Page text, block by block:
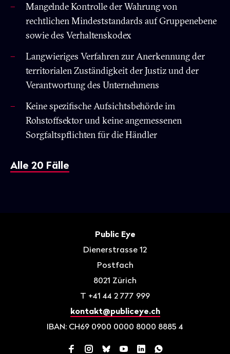
Mangelnde Kontrolle der Wahrung von
rechtlichen Mindeststandards auf Gruppenebene
sowie des Verhaltenskodex
Langwieriges Verfahren zur Anerkennung der
territorialen Zuständigkeit der Justiz und der
Verantwortung des Unternehmens
Keine spezifische Aufsichtsbehörde im
Rohstoffsektor und keine angemessenen
Sorgfaltspflichten für die Händler
Alle 20 Fälle
Public Eye
Dienerstrasse 12
Postfach
8021 Zürich
T +41 44 2 777 999
kontakt@publiceye.ch
IBAN: CH69 0900 0000 8000 8885 4
Facebook
Instagram
BlueskyYouTube
LinkedInWhatsApp